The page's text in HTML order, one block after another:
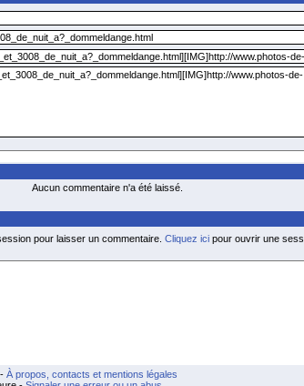
Aucun commentaire n'a été laissé.
pour laisser un commentaire. Cliquez ici pour ouvrir une
À propos, contacts et mentions légales